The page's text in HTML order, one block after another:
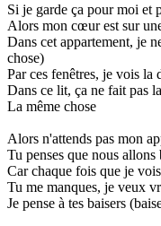
Si je garde ça pour moi et
Alors mon cœur est sur
Dans cet appartement, je
chose)
Par ces fenêtres, je vois la
Dans ce lit, ça ne fait pas
La même chose
Alors n'attends pas mon
Tu penses que nous
Car chaque fois que je
Tu me manques, je veux
Je pense à tes baisers